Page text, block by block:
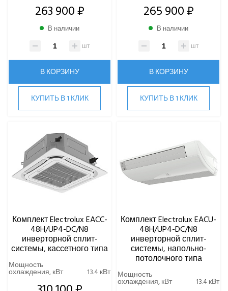
263 900 ₽
В наличии
шт
В КОРЗИНУ
КУПИТЬ В 1 КЛИК
265 900 ₽
В наличии
шт
В КОРЗИНУ
КУПИТЬ В 1 КЛИК
Комплект Electrolux EACC-
48H/UP4-DC/N8
инверторной сплит-
системы, кассетного типа
Мощность
охлаждения, кВт 13.4 кВт
Комплект Electrolux EACU-
48H/UP4-DC/N8
инверторной сплит-
системы, напольно-
потолочного типа
Мощность
охлаждения, кВт 13.4 кВт